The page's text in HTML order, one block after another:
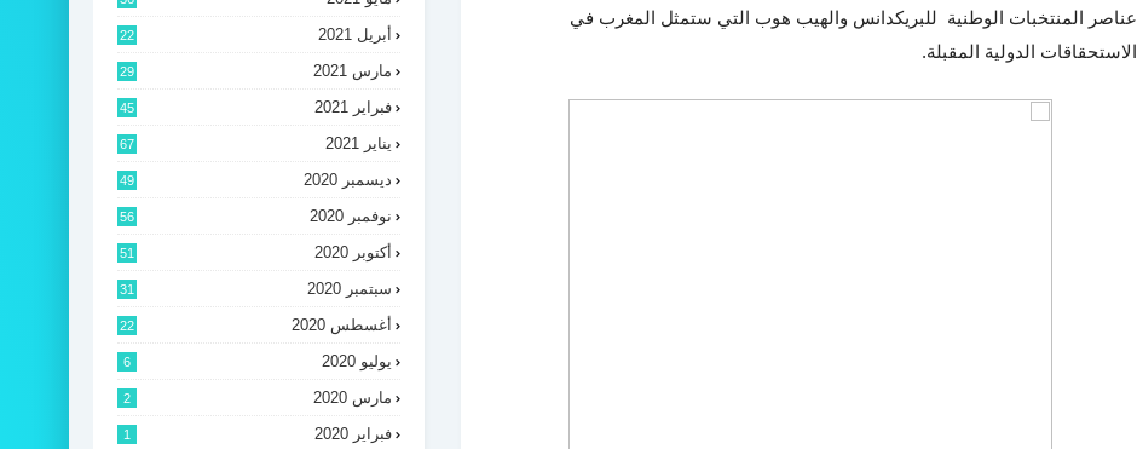
عناصر المنتخبات الوطنية للبريكدانس والهيب هوب التي ستمثل المغرب في
الاستحقاقات الدولية المقبلة.
أبريل 2021 22
مارس 2021 29
فبراير 2021 45
يناير 2021 67
ديسمبر 2020 49
نوفمبر 2020 56
أكتوبر 2020 51
سبتمبر 2020 31
أغسطس 2020 22
يوليو 2020 6
مارس 2020 2
فبراير 2020 1